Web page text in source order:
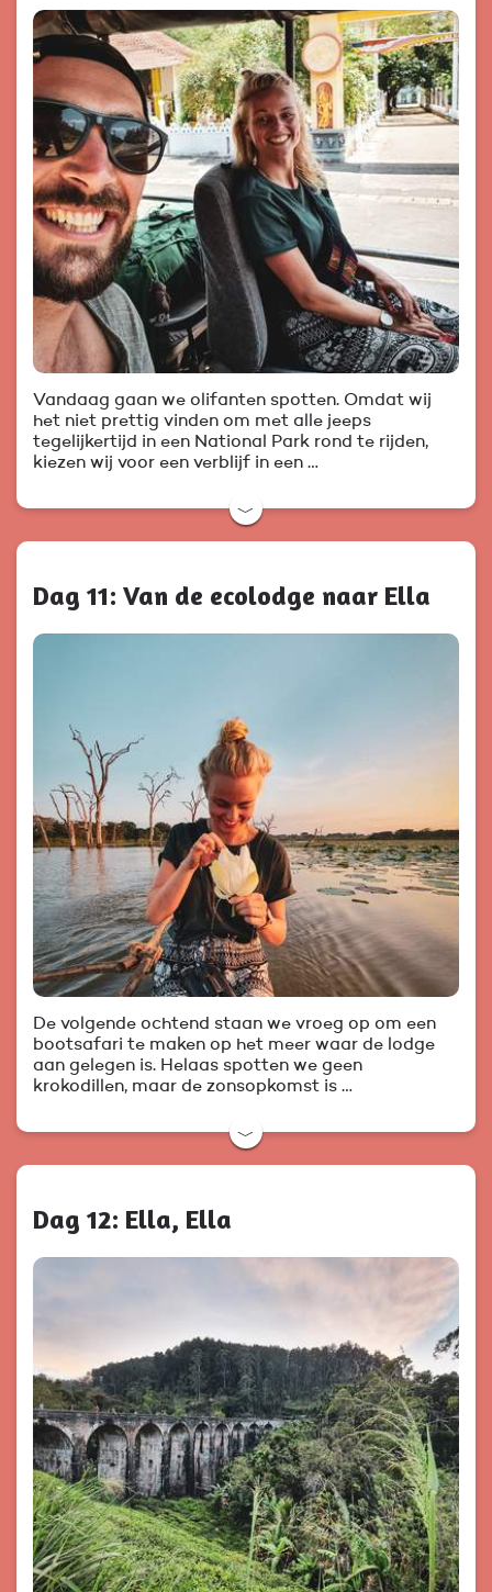
Vandaag gaan we olifanten spotten. Omdat wij
het niet prettig vinden om met alle jeeps
tegelijkertijd in een National Park rond te rijden,
kiezen wij voor een verblijf in een …
﹀
Dag 11: Van de ecolodge naar Ella
De volgende ochtend staan we vroeg op om een
bootsafari te maken op het meer waar de lodge
aan gelegen is. Helaas spotten we geen
krokodillen, maar de zonsopkomst is …
﹀
Dag 12: Ella, Ella